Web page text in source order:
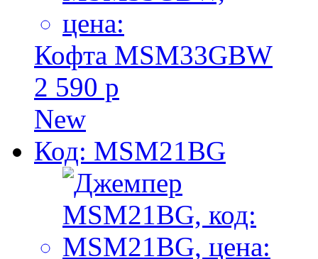
Кофта MSM33GBW
2 590 р
New
Код: MSM21BG